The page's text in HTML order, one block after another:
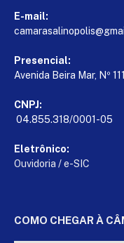
E-mail:
Presencial:
Avenida Beira Mar, Nº
CNPJ:
04.855.318/0001-05
Eletrônico:
Ouvidoria /e-SIC
COMO CHEGAR À